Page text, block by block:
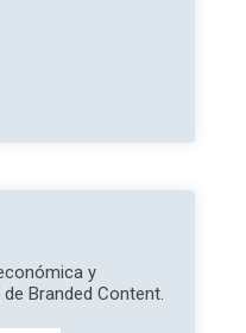
y
Branded Content.